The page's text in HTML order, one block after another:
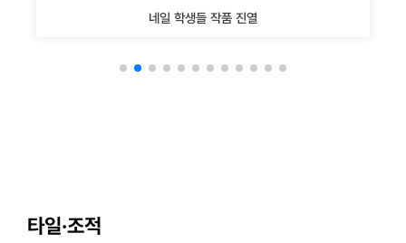
네일 학생들 작품 진열
타일·조적